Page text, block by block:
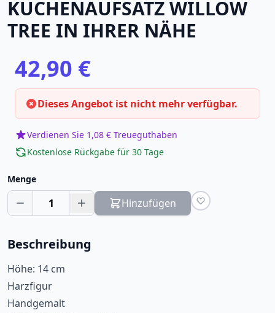
KUCHENAUFSATZ WILLOW
TREE IN IHRER NÄHE
42,90 €
Dieses Angebot ist nicht mehr verfügbar.
Verdienen Sie 1,08 € Treueguthaben
Kostenlose Rückgabe für 30 Tage
Menge
1 Hinzufügen
Beschreibung
Höhe: 14 cm
Harzfigur
Handgemalt